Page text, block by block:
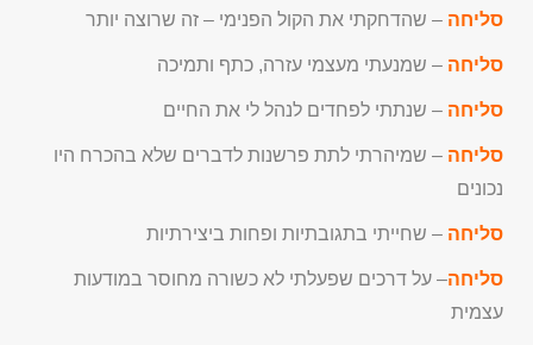
סליחה – שהדחקתי את הקול הפנימי – זה שרוצה יותר
סליחה – שמנעתי מעצמי עזרה, כתף ותמיכה
סליחה – שנתתי לפחדים לנהל לי את החיים
סליחה – שמיהרתי לתת פרשנות לדברים שלא בהכרח היו
נכונים
סליחה – שחייתי בתגובתיות ופחות ביצירתיות
סליחה– על דרכים שפעלתי לא כשורה מחוסר במודעות
עצמית